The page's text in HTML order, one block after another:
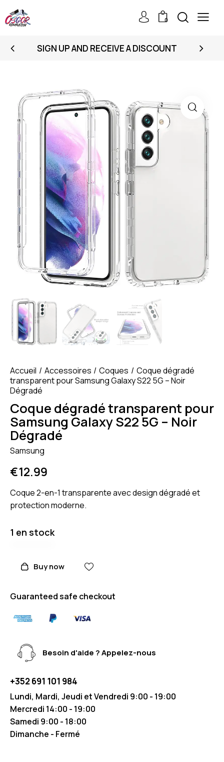
0
SIGN UP AND RECEIVE A DISCOUNT
Accueil Accessoires Coques
Coque dégradé
transparent pour Samsung Galaxy S22 5G – Noir
Dégradé
Coque dégradé transparent pour
Samsung Galaxy S22 5G – Noir
Dégradé
Samsung
€12.99
Coque 2-en-1 transparente avec design dégradé et
protection moderne.
1 en stock
Buy now
Guaranteed safe checkout
Besoin d'aide ? Appelez-nous
+352 691 101 984
Lundi, Mardi, Jeudi et Vendredi 9:00 - 19:00
Mercredi 14:00 - 19:00
Samedi 9:00 - 18:00
Dimanche - Fermé